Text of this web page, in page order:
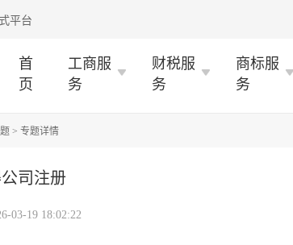
平台
首
页
工商服
务
财税服
务
商标服
务
> 专题详情
司注册
03-19 18:02:22